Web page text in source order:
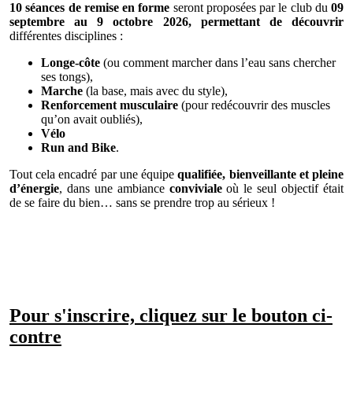
10 séances de remise en forme seront proposées par le club du 09
septembre au 9 octobre 2026, permettant de découvrir
différentes disciplines :
Longe-côte (ou comment marcher dans l’eau sans chercher
ses tongs),
Marche (la base, mais avec du style),
Renforcement musculaire (pour redécouvrir des muscles
qu’on avait oubliés),
Vélo
Run and Bike.
Tout cela encadré par une équipequalifiée, bienveillante et pleine
d’énergie, dans une ambiance convivialeoù le seul objectif était
de se faire du bien… sans se prendre trop au sérieux !
Pour s'inscrire, cliquez sur le bouton ci-
contre